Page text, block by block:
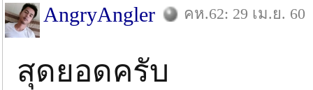
AngryAngler คห.62: 29 เม.ย. 60
สุดยอดครับ